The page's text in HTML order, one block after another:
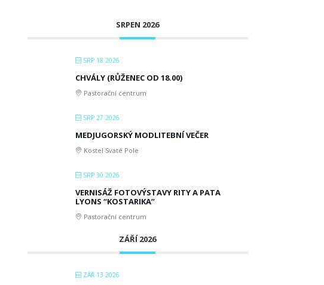
SRPEN 2026
SRP 18 2026
CHVÁLY (RŮŽENEC OD 18.00)
Pastorační centrum
SRP 27 2026
MEDJUGORSKÝ MODLITEBNÍ VEČER
Kostel Svaté Pole
SRP 30 2026
VERNISÁŽ FOTOVÝSTAVY RITY A PATA
LYONS “KOSTARIKA”
Pastorační centrum
ZÁŘÍ 2026
ZÁŘ 13 2026